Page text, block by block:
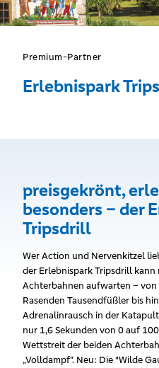
Premium-Partner
Erlebnispark
preisgekrönt,
besonders – der
Tripsdrill
Wer Action und Nervenkitzel
der Erlebnispark Tripsdrill kann
Achterbahnen aufwarten –
Rasenden Tausendfüßler bis
Adrenalinrausch in der
nur 1,6 Sekunden von 0 auf
Wettstreit der beiden
„Volldampf“. Neu: Die "Wilde